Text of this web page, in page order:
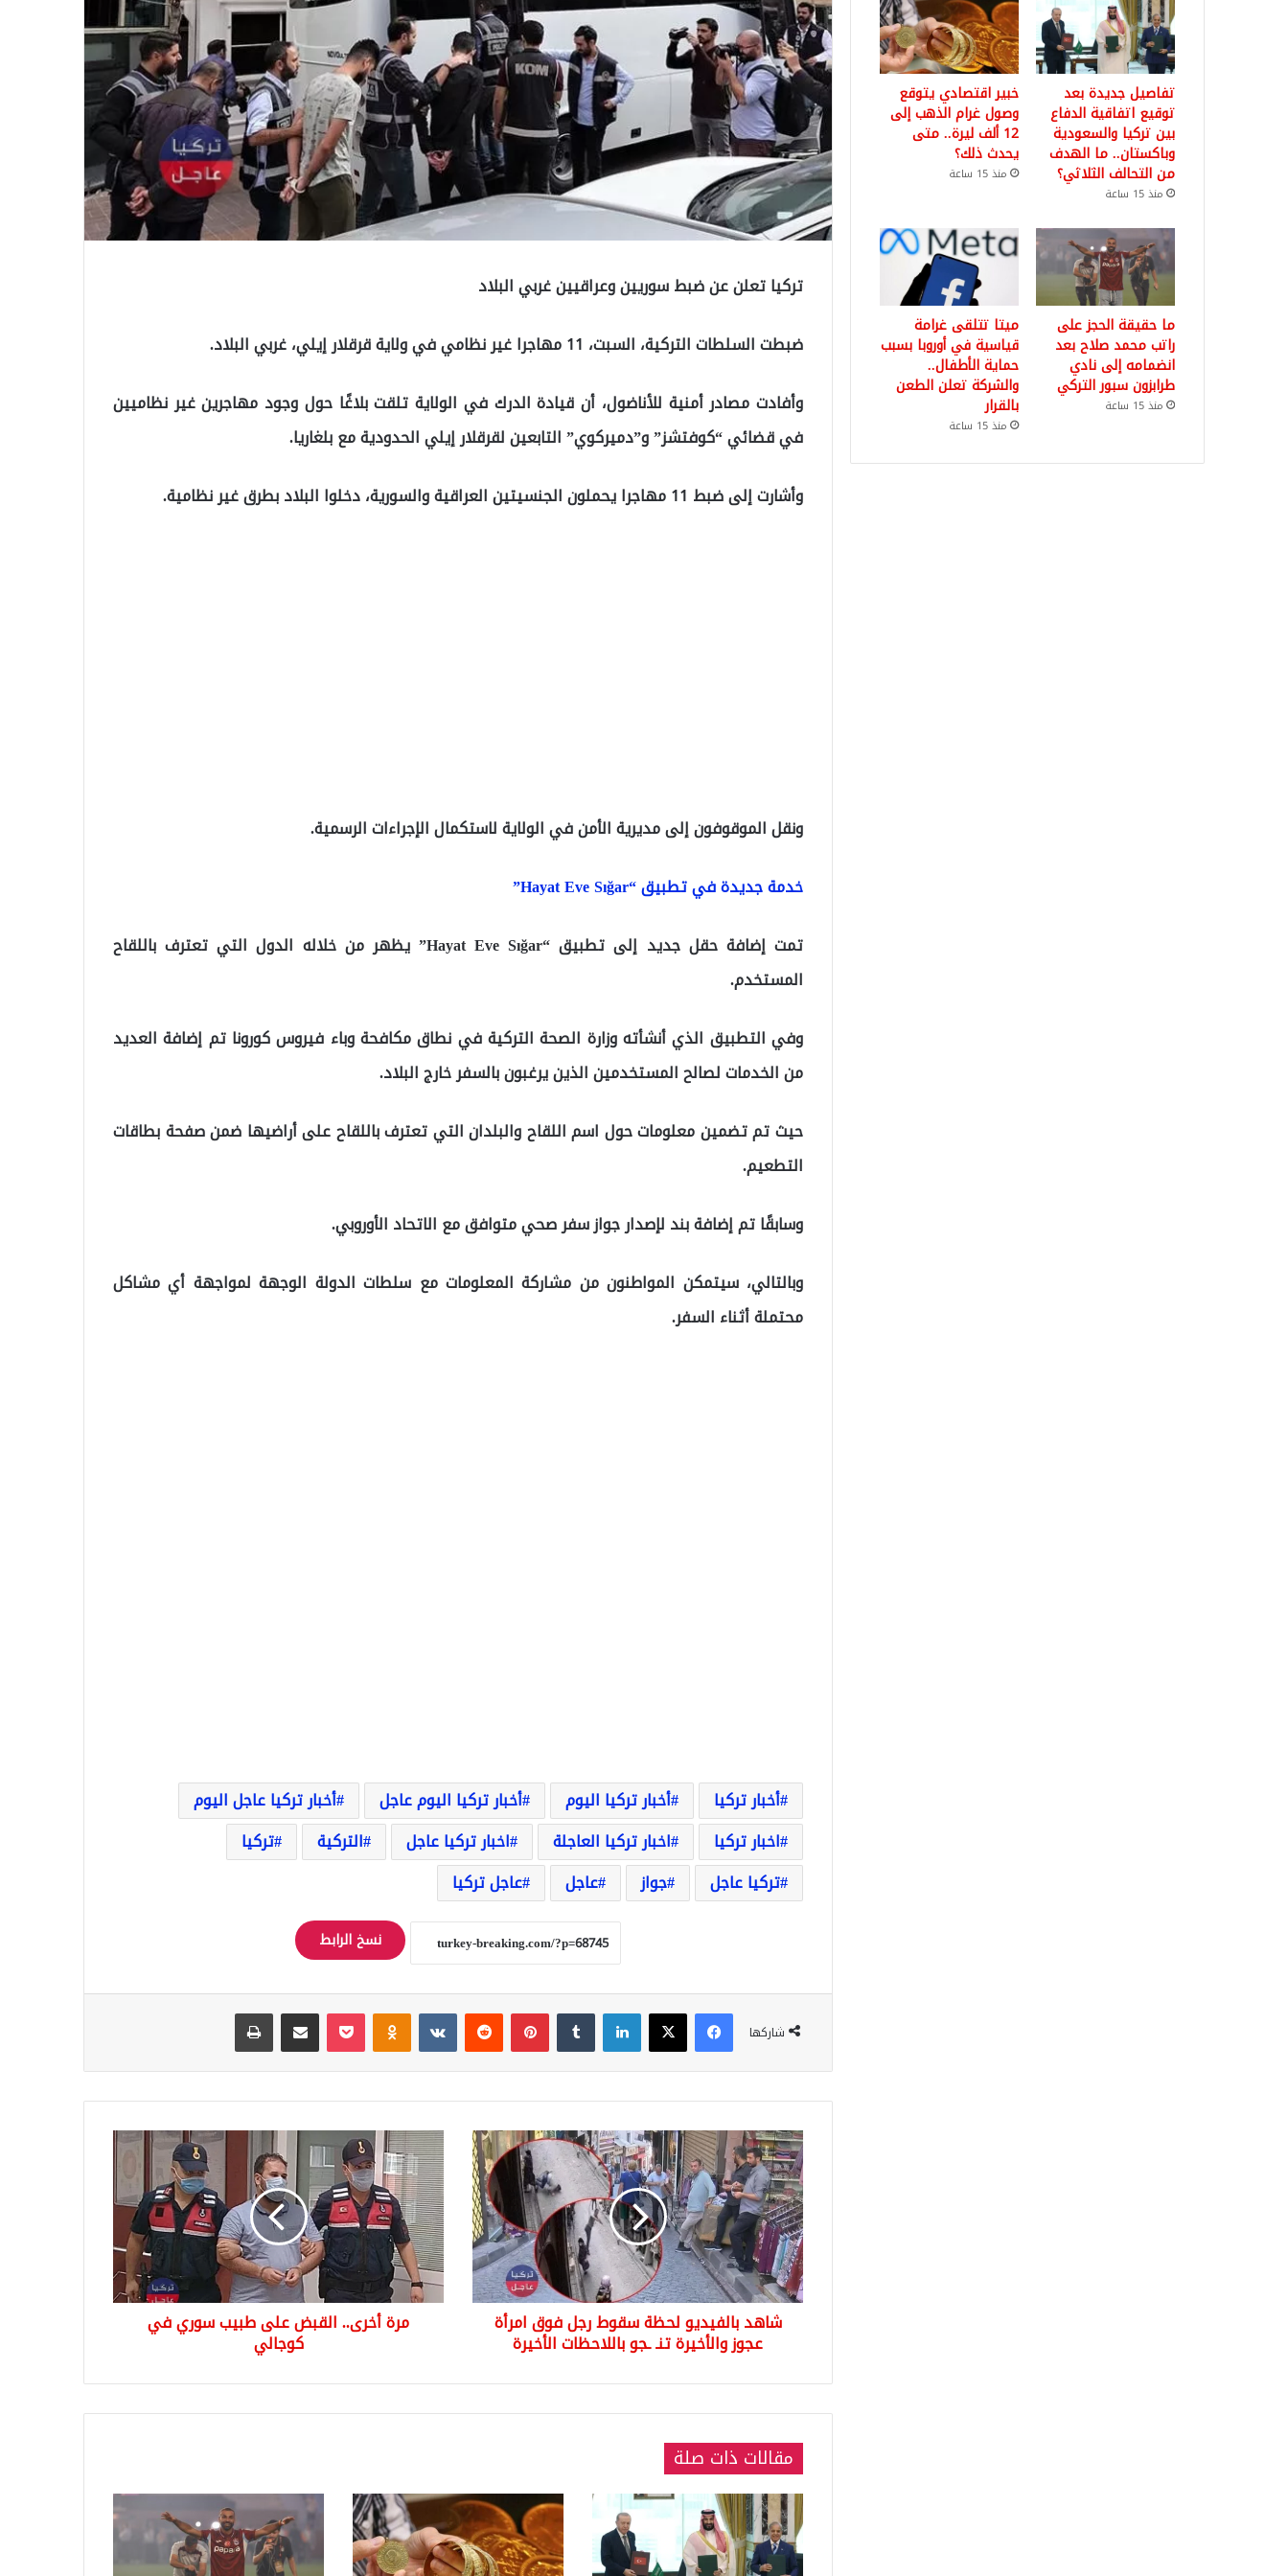
تركيا تعلن عن ضبط سوريين وعراقيين غربي البلاد
ضبطت السلطات التركية، السبت، 11 مهاجرا غير نظامي في ولاية قرقلار إيلي، غربي البلاد.
وأفادت مصادر أمنية للأناضول، أن قيادة الدرك في الولاية تلقت بلاغًا حول وجود مهاجرين غير نظاميين
في قضائي “كوفتشز” و”دميركوي” التابعين لقرقلار إيلي الحدودية مع بلغاريا.
وأشارت إلى ضبط 11 مهاجرا يحملون الجنسيتين العراقية والسورية، دخلوا البلاد بطرق غير نظامية.
ونقل الموقوفون إلى مديرية الأمن في الولاية لاستكمال الإجراءات الرسمية.
خدمة جديدة في تطبيق “Hayat Eve Sığar”
تمت إضافة حقل جديد إلى تطبيق “Hayat Eve Sığar” يظهر من خلاله الدول التي تعترف باللقاح
المستخدم.
وفي التطبيق الذي أنشأته وزارة الصحة التركية في نطاق مكافحة وباء فيروس كورونا تم إضافة العديد
من الخدمات لصالح المستخدمين الذين يرغبون بالسفر خارج البلاد.
حيث تم تضمين معلومات حول اسم اللقاح والبلدان التي تعترف باللقاح على أراضيها ضمن صفحة بطاقات
التطعيم.
وسابقًا تم إضافة بند لإصدار جواز سفر صحي متوافق مع الاتحاد الأوروبي.
وبالتالي، سيتمكن المواطنون من مشاركة المعلومات مع سلطات الدولة الوجهة لمواجهة أي مشاكل
محتملة أثناء السفر.
أخبار تركيا أخبار تركيا اليوم أخبار تركيا اليوم عاجل
أخبار تركيا عاجل اليوم
اخبار تركيا
اخبار تركيا العاجلة اخبار تركيا عاجل التركية
تركيا
تركيا عاجل
جواز عاجل عاجل تركيا
نسخ الرابط
شاركها
فيسبوك‫X لينكدإن بينتيريست Odnoklassniki
‫Pocket مشاركة عبر البريد طباعة
شاهد
بالفيديو
لحظة
سقوط
رجل
فوق
امرأة
عجوز
والأخيرة
الأخيرة
شاهد بالفيديو لحظة سقوط رجل فوق امرأة
عجوز والأخيرة تنـ ـجو باللاحظات الأخيرة
مرة
أخرى..
القبض
على
طبيب
سوري
في
كوجالي
مرة أخرى.. القبض على طبيب سوري في
كوجالي
مقالات ذات صلة
تفاصيل جديدة بعد
توقيع اتفاقية الدفاع
بين تركيا والسعودية
وباكستان.. ما الهدف
من التحالف الثلاثي؟
منذ 15 ساعة
خبير اقتصادي يتوقع
وصول غرام الذهب إلى
12 ألف ليرة.. متى
يحدث ذلك؟
منذ 15 ساعة
ما حقيقة الحجز على
راتب محمد صلاح بعد
انضمامه إلى نادي
طرابزون سبور التركي
منذ 15 ساعة
ميتا تتلقى غرامة
قياسية في أوروبا بسبب
حماية الأطفال..
والشركة تعلن الطعن
بالقرار
منذ 15 ساعة